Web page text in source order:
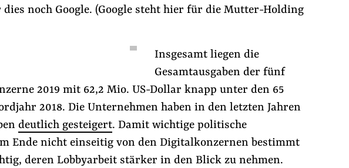
dies noch Google. (Google steht hier für die Mutter-Holding
Insgesamt liegen die
Gesamtausgaben der fünf
2019 mit 62,2 Mio. US-Dollar knapp unter den 65
2018. Die Unternehmen haben in den letzten Jahren
deutlich gesteigert. Damit wichtige politische
Ende nicht einseitig von den Digitalkonzernen bestimmt
deren Lobbyarbeit stärker in den Blick zu nehmen.